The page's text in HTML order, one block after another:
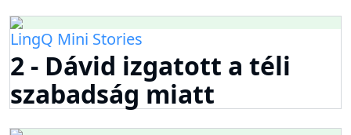
LingQ Mini Stories
2 - Dávid izgatott a téli
szabadság miatt